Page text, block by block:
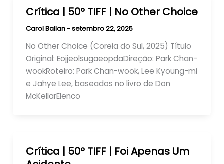
Crítica | 50º TIFF | No Other Choice
Carol Ballan-setembro 22, 2025
No Other Choice (Coreia do Sul, 2025) Título
Original: EojjeolsugaeopdaDireção: Park Chan-
wookRoteiro: Park Chan-wook, Lee Kyoung-mi
e Jahye Lee, baseados no livro de Don
McKellarElenco
Crítica | 50º TIFF | Foi Apenas Um